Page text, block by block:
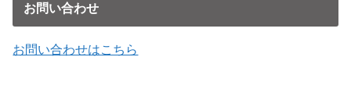
お問い合わせ
お問い合わせはこちら